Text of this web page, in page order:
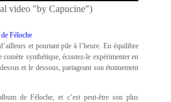
video "by Capucine")
Féloche
et pourtant pile à l’heure. En équilibre
synthétique, écoutez-le expérimenter en
et le dessous, partageant son étonnement
de Féloche, et c’est peut-être son plus